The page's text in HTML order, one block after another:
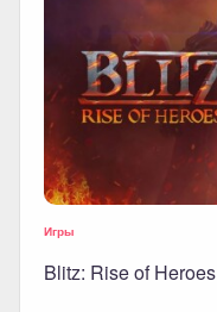
Игры
Blitz: Rise of Heroes